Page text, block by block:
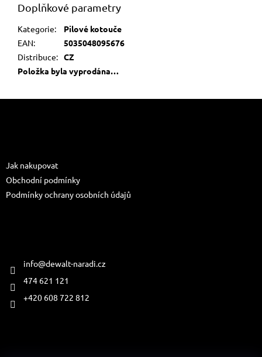
Doplňkové parametry
Kategorie:
Pilové kotouče
EAN:
5035048095676
Distribuce: CZ
Položka byla vyprodána…
Jak nakupovat
Obchodní podmínky
Podmínky ochrany osobních údajů
info@dewalt-naradi.cz
474 621 121
+420 608 722 812